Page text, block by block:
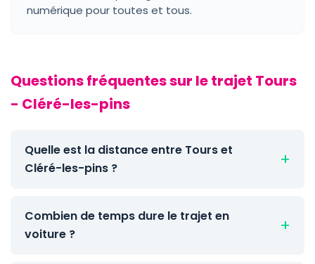
numérique pour toutes et tous.
Questions fréquentes sur le trajet Tours
- Cléré-les-pins
Quelle est la distance entre Tours et
Cléré-les-pins ?
Combien de temps dure le trajet en
voiture ?